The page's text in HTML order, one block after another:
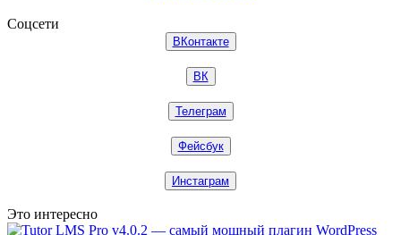
Соцсети
ВКонтакте
ВК
Телеграм
Фейсбук
Инстаграм
Это интересно